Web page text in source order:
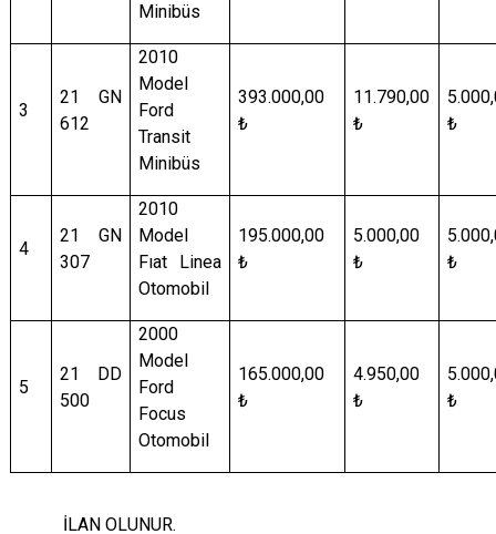
Minibüs
3
21 GN
612
2010
Model
Ford
Transit
Minibüs
393.000,00
₺
11.790,00
₺
₺
4
21 GN
307
2010
Model
Fıat Linea
Otomobil
195.000,00
₺
5.000,00
₺
₺
5
21 DD
500
2000
Model
Ford
Focus
Otomobil
165.000,00
₺
4.950,00
₺
₺
İLAN OLUNUR.